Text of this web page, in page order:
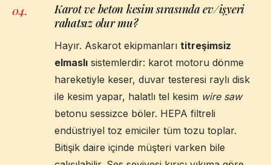
04.
Karot ve beton kesim sırasında ev/işyeri
rahatsız olur mu?
Hayır. Askarot ekipmanları titreşimsiz
elmaslı sistemlerdir: karot motoru dönme
hareketiyle keser, duvar testeresi raylı disk
ile kesim yapar, halatlı tel kesim wire saw
betonu sessizce böler. HEPA filtreli
endüstriyel toz emiciler tüm tozu toplar.
Bitişik daire içinde müşteri varken bile